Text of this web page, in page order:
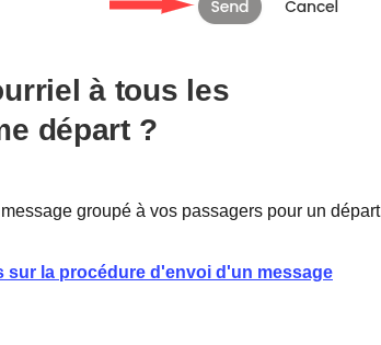
à tous les
départ ?
groupé à vos passagers pour un départ
la procédure d'envoi d'un message